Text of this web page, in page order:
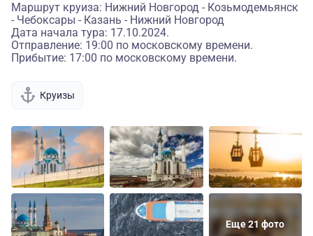
Маршрут круиза: Нижний Новгород - Козьмодемьянск
- Чебоксары - Казань - Нижний Новгород
Дата начала тура: 17.10.2024.
Отправление: 19:00 по московскому времени.
Прибытие: 17:00 по московскому времени.
Круизы
Еще 21 фото